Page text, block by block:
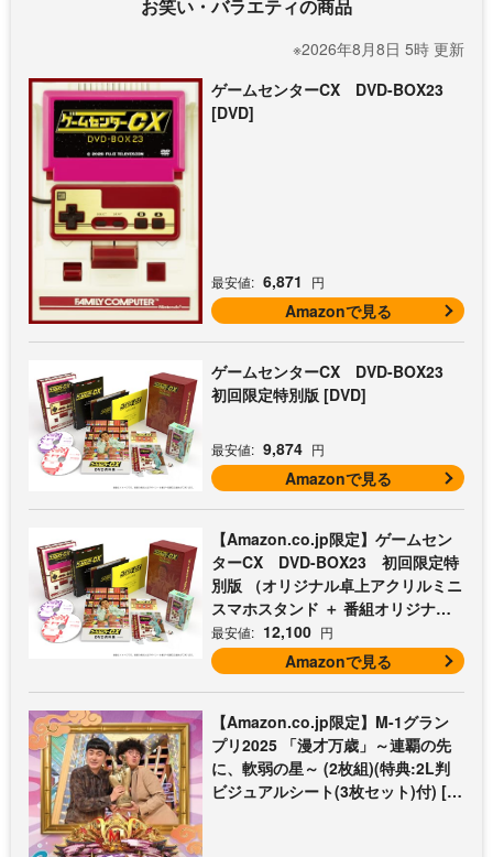
お笑い・バラエティの商品
※2026年8月8日 5時 更新
ゲームセンターCX DVD-BOX23
[DVD]
最安値: 6,871 円
Amazonで見る
ゲームセンターCX DVD-BOX23
初回限定特別版 [DVD]
最安値: 9,874 円
Amazonで見る
【Amazon.co.jp限定】ゲームセン
ターCX DVD-BOX23 初回限定特
別版 （オリジナル卓上アクリルミニ
スマホスタンド ＋ 番組オリジナル
マイクロファイバークロス（オレン
ジ） 付） [DVD]
最安値: 12,100 円
Amazonで見る
【Amazon.co.jp限定】M-1グラン
プリ2025 「漫才万歳」～連覇の先
に、軟弱の星～ (2枚組)(特典:2L判
ビジュアルシート(3枚セット)付) [D